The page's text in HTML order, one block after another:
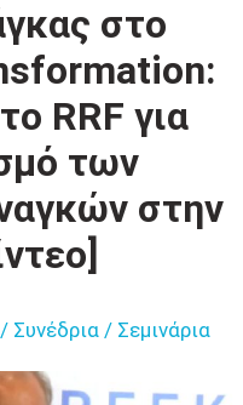
στο
RRF για
των
στην
Συνέδρια / Σεμινάρια